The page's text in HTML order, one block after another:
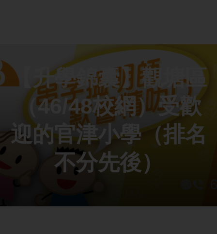
【升學錦囊】觀塘區
（46/48校網）受歡
迎的官津小學（排名
不分先後）